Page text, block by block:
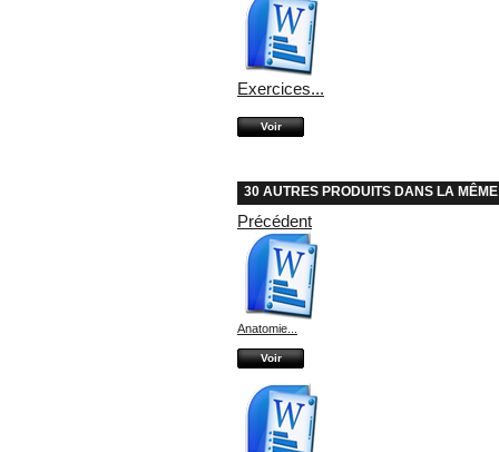
Exercices...
Voir
30 AUTRES PRODUITS DANS LA
Précédent
Anatomie...
Voir